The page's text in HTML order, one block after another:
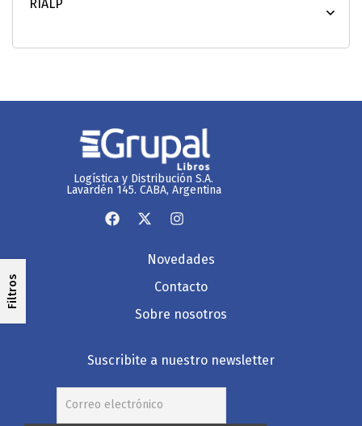
Filtros
Logística y Distribución S.A.
Lavardén 145. CABA, Argentina
Novedades
Contacto
Sobre nosotros
Suscribite a nuestro newsletter